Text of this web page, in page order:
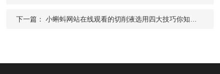
下一篇：小蝌蚪网站在线观看的切削液选用四大技巧你知道几个？